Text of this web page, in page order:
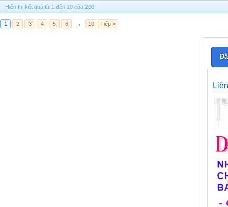
Hiển thị kết quả từ 1 đến 20 của 200
1 2 3 4 5 6 → 10 Tiếp >